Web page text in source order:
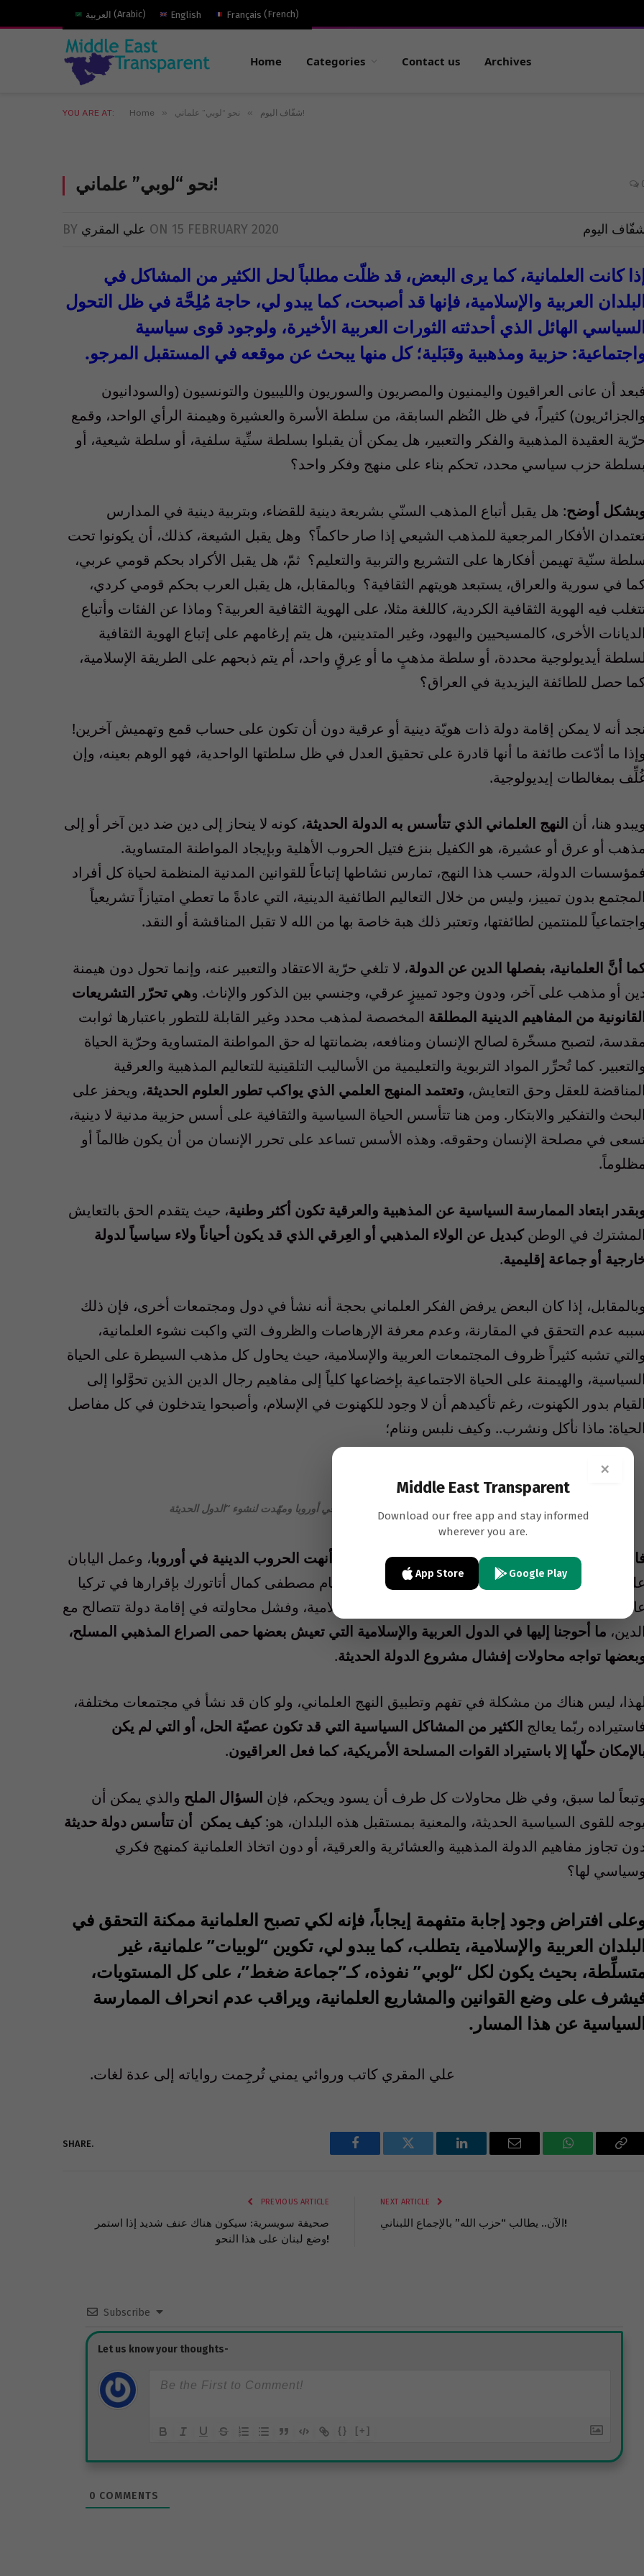
العربية (Arabic) English Français (French)
Home Categories Contact us Archives
YOU ARE AT: Home » شفّاف اليوم » نحو “لوبي” علماني!
نحو “لوبي” علماني!
BY علي المقري ON 15 FEBRUARY 2020 اليوم
كانت العلمانية، كما يرى البعض، قد ظلّت مطلباً لحل الكثير من المشاكل في
العربية والإسلامية، فإنها قد أصبحت، كما يبدو لي، حاجة مُلِحَّة في ظل التحول
الهائل الذي أحدثته الثورات العربية الأخيرة، ولوجود قوى سياسية
: حزبية ومذهبية وقبَلية؛ كل منها يبحث عن موقعه في المستقبل المرجو.
فبعد أن عانى العراقيون واليمنيون والمصريون والسوريون والليبيون والتونسيون (والسودانيون
والجزائريون) كثيراً، في ظل النُظم السابقة، من سلطة الأسرة والعشيرة وهيمنة الرأي الواحد، وقمع
العقيدة المذهبية والفكر والتعبير، هل يمكن أن يقبلوا بسلطة سنِّية سلفية، أو سلطة شيعية، أو
بسلطة حزب سياسي محدد، تحكم بناء على منهج وفكر واحد؟
أوضح: هل يقبل أتباع المذهب السنّي بشريعة دينية للقضاء، وبتربية دينية في المدارس
الأفكار المرجعية للمذهب الشيعي إذا صار حاكماً؟ وهل يقبل الشيعة، كذلك، أن يكونوا تحت
سلطة سنّية تهيمن أفكارها على التشريع والتربية والتعليم؟ ثمّ، هل يقبل الأكراد بحكم قومي عربي،
في سورية والعراق، يستبعد هويتهم الثقافية؟ وبالمقابل، هل يقبل العرب بحكم قومي كردي،
فيه الهوية الثقافية الكردية، كاللغة مثلا، على الهوية الثقافية العربية؟ وماذا عن الفئات وأتباع
الديانات الأخرى، كالمسيحيين واليهود، وغير المتدينين، هل يتم إرغامهم على إتباع الهوية الثقافية
لسلطة أيديولوجية محددة، أو سلطة مذهبٍ ما أو عِرقٍ واحد، أم يتم ذبحهم على الطريقة الإسلامية،
حصل للطائفة اليزيدية في العراق؟
نجد أنه لا يمكن إقامة دولة ذات هويّة دينية أو عرقية دون أن تكون على حساب قمع وتهميش آخرين!
وإذا ما أدّعت طائفة ما أنها قادرة على تحقيق العدل في ظل سلطتها الواحدية، فهو الوهم بعينه، وإن
بمغالطات إيديولوجية.
ويبدو هنا، أن النهج العلماني الذي تتأسس به الدولة الحديثة، كونه لا ينحاز إلى دين ضد دين آخر أو إلى
مذهب أو عرق أو عشيرة، هو الكفيل بنزع فتيل الحروب الأهلية وبإيجاد المواطنة المتساوية.
فمؤسسات الدولة، حسب هذا النهج، تمارس نشاطها إتباعاً للقوانين المدنية المنظمة لحياة كل أفراد
المجتمع بدون تمييز، وليس من خلال التعاليم الطائفية الدينية، التي عادةً ما تعطي امتيازاً تشريعياً
واجتماعياً للمنتمين لطائفتها، وتعتبر ذلك هبة خاصة بها من الله لا تقبل المناقشة أو النقد.
أنَّ العلمانية، بفصلها الدين عن الدولة، لا تلغي حرّية الاعتقاد والتعبير عنه، وإنما تحول دون هيمنة
أو مذهب على آخر، ودون وجود تمييزٍ عرقي، وجنسي بين الذكور والإناث. وهي تحرّر التشريعات
من المفاهيم الدينية المطلقة المخصصة لمذهب محدد وغير القابلة للتطور باعتبارها ثوابت
مقدسة، لتصبح مسخّرة لصالح الإنسان ومنافعه، بضمانتها له حق المواطنة المتساوية وحرّية الحياة
والتعبير . كما تُحرِّر المواد التربوية والتعليمية من الأساليب التلقينية للتعاليم المذهبية والعرقية
المناقضة للعقل وحق التعايش، وتعتمد المنهج العلمي الذي يواكب تطور العلوم الحديثة، ويحفز على
البحث والتفكير والابتكار . ومن هنا تتأسس الحياة السياسية والثقافية على أسس حزبية مدنية لا دينية،
في مصلحة الإنسان وحقوقه. وهذه الأسس تساعد على تحرر الإنسان من أن يكون ظالماً أو
مظلوماً.
ابتعاد الممارسة السياسية عن المذهبية والعرقية تكون أكثر وطنية، حيث يتقدم الحق بالتعايش
المشترك في الوطنكبديل عن الولاء المذهبي أو العِرقي الذي قد يكون أحياناً ولاء سياسياً لدولة
أو جماعة إقليمية.
وبالمقابل، إذا كان البعض يرفض الفكر العلماني بحجة أنه نشأ في دول ومجتمعات أخرى، فإن ذلك
سببه عدم التحقق في المقارنة، وعدم معرفة الإرهاصات والظروف التي واكبت نشوء العلمانية،
والتي تشبه كثيراً ظروف المجتمعات العربية والإسلامية، حيث يحاول كل مذهب السيطرة على الحياة
السياسية، والهيمنة على الحياة الاجتماعية بإخضاعها كلياً إلى مفاهيم رجال الدين الذين تحوَّلوا إلى
القيام بدور الكهنوت، رغم تأكيدهم أن لا وجود للكهنوت في الإسلام، وأصبحوا يتدخلون في كل مفاصل
الحياة: ماذا نأكل ونشرب.. وكيف نلبس وننام؛
التي بدأت عام1648 مع معاهدة الصلح التي أنهت الحروب الدينية في أوروبا، وعمل اليابان
على تطبيقها بعد هزيمته في الحرب العالمية الثانية، وقام مصطفى كمال أتاتورك بإقرارها في تركيا
عام
بعد انهيار الدولة العثمانية، دولة الخلافة الإسلامية، وفشل محاولته في إقامة دولة تتصالح مع
الدين، ما أحوجنا إليها في الدول العربية والإسلامية التي تعيش بعضها حمى الصراع المذهبي المسلح،
تواجه محاولات إفشال مشروع الدولة الحديثة.
لهذا، ليس هناك من مشكلة في تفهم وتطبيق النهج العلماني، ولو كان قد نشأ في مجتمعات مختلفة،
فاستيراده ربّما يعالج الكثير من المشاكل السياسية التي قد تكون عصيّة الحل، أو التي لم يكن
حلّها إلا باستيراد القوات المسلحة الأمريكية، كما فعل العراقيون.
وتبعاً لما سبق، وفي ظل محاولات كل طرف أن يسود ويحكم، فإن السؤال الملح والذي يمكن أن
يوجه للقوى السياسية الحديثة، والمعنية بمستقبل هذه البلدان، هو:كيف يمكن أن تتأسس دولة حديثة
تجاوز مفاهيم الدولة المذهبية والعشائرية والعرقية، أو دون اتخاذ العلمانية كمنهج فكري
وسياسي لها؟
افتراض وجود إجابة متفهمة إيجاباً، فإنه لكي تصبح العلمانية ممكنة التحقق في
العربية والإسلامية، يتطلب، كما يبدو لي، تكوين “لوبيات” علمانية، غير
بحيث يكون لكل “لوبي” نفوذه، كـ”جماعة ضغط”، على كل المستويات،
على وضع القوانين والمشاريع العلمانية، ويراقب عدم انحراف الممارسة
عن هذا المسار .
علي المقري كاتب وروائي يمني تُرجِمت رواياته إلى عدة لغات.
SHARE.
Facebook Twitter LinkedIn Email WhatsApp
PREVIOUS ARTICLE
صحيفة سويسرية: سيكون هناك عنف شديد إذا استمر
وضع لبنان على هذا النحو!
NEXT ARTICLE
الآن.. يطالب “حزب الله” بالإجماع اللبناني!
Subscribe
{} [+]
0 COMMENTS
×
Middle East Transparent
Download our free app and stay informed
wherever you are.
App Store Google Play